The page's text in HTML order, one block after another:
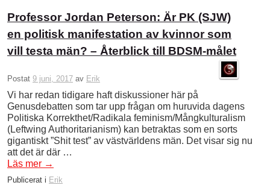
Professor Jordan Peterson: Är PK (SJW)
en politisk manifestation av kvinnor som
vill testa män? – Återblick till BDSM-målet
Postat 9 juni, 2017 av Erik
Vi har redan tidigare haft diskussioner här på
Genusdebatten som tar upp frågan om huruvida dagens
Politiska Korrekthet/Radikala feminism/Mångkulturalism
(Leftwing Authoritarianism) kan betraktas som en sorts
gigantiskt ”Shit test” av västvärldens män. Det visar sig nu
att det är där …
Läs mer →
Publicerat i Erik